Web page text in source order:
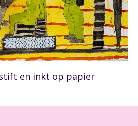
stift en inkt op papier